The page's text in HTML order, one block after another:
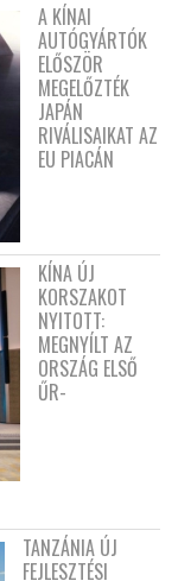
A KÍNAI
AUTÓGYÁRTÓK
ELŐSZÖR
MEGELŐZTÉK
JAPÁN
RIVÁLISAIKAT AZ
EU PIACÁN
KÍNA ÚJ
KORSZAKOT
NYITOTT:
MEGNYÍLT AZ
ORSZÁG ELSŐ
ŰR-
TANZÁNIA ÚJ
FEJLESZTÉSI